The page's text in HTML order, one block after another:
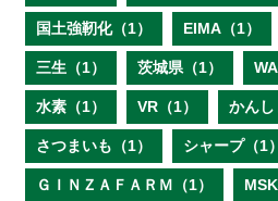
国土強靭化（1） EIMA（1）
三生（1） 茨城県（1）
水素（1） VR（1） かんし
さつまいも（1） シャープ（1）
ＧＩＮＺＡＦＡＲＭ（1）